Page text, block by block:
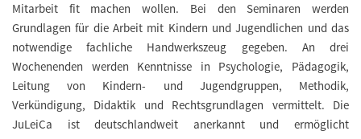
Mitarbeit fit machen wollen. Bei den Seminaren werden
Grundlagen für die Arbeit mit Kindern und Jugendlichen und das
notwendige fachliche Handwerkszeug gegeben. An drei
Wochenenden werden Kenntnisse in Psychologie, Pädagogik,
Leitung von Kindern- und Jugendgruppen, Methodik,
Verkündigung, Didaktik und Rechtsgrundlagen vermittelt. Die
JuLeiCa ist deutschlandweit anerkannt und ermöglicht